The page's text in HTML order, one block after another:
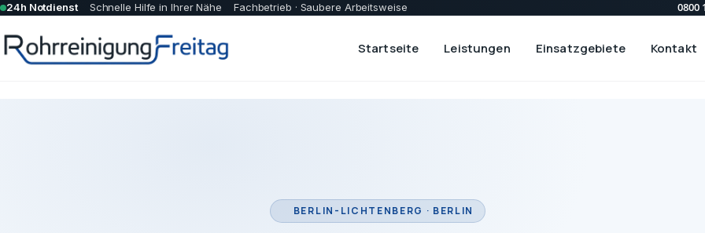
24h Notdienst Schnelle Hilfe in Ihrer Nähe Fachbetrieb · Saubere Arbeitsweise 0800
Startseite Leistungen Einsatzgebiete Kontakt
BERLIN-LICHTENBERG · BERLIN